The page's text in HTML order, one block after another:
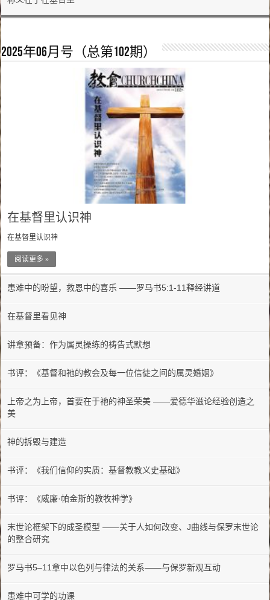
2025年06月号（总第102期）
在基督里认识神
在基督里认识神
阅读更多 »
患难中的盼望，救恩中的喜乐 ——罗马书5:1-11释经讲道
在基督里看见神
讲章预备：作为属灵操练的祷告式默想
书评：《基督和祂的教会及每一位信徒之间的属灵婚姻》
上帝之为上帝，首要在于祂的神圣荣美 ——爱德华滋论经验创造之
美
神的拆毁与建造
书评：《我们信仰的实质：基督教教义史基础》
书评：《威廉·帕金斯的教牧神学》
末世论框架下的成圣模型 ——关于人如何改变、J曲线与保罗末世论
的整合研究
罗马书5–11章中以色列与律法的关系——与保罗新观互动
患难中可学的功课